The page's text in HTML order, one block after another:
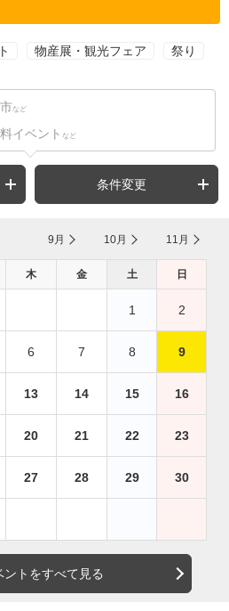
物産展・観光フェア 祭り
など
イベント など
条件変更
9月 10月 11月
木 金 土 日
1 2
6 7 8 9
13 14 15 16
20 21 22 23
27 28 29 30
ントをすべて見る